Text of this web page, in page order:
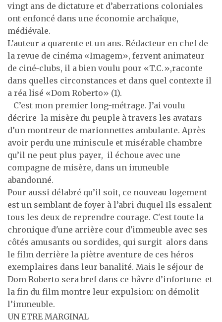
vingt ans de dictature et d’aberrations coloniales
ont enfoncé dans une économie archaïque,
médiévale.
L’auteur a quarente et un ans. Rédacteur en chef de
la revue de cinéma «Imagem», fervent animateur
de ciné-clubs, il a bien voulu pour «T.C.»,raconte
dans quelles circonstances et dans quel contexte il
a réa lisé «Dom Roberto» (1).
C’est mon premier long-métrage. J’ai voulu
décrire la misère du peuple à travers les avatars
d’un montreur de marionnettes ambulante. Après
avoir perdu une miniscule et misérable chambre
qu’il ne peut plus payer, il échoue avec une
compagne de misère, dans un immeuble
abandonné.
Pour aussi délabré qu’il soit, ce nouveau logement
est un semblant de foyer à l’abri duquel Ils essalent
tous les deux de reprendre courage. C'est toute la
chronique d'une arrière cour d'immeuble avec ses
côtés amusants ou sordides, qui surgit alors dans
le film derrière la piètre aventure de ces héros
exemplaires dans leur banalité. Mais le séjour de
Dom Roberto sera bref dans ce hâvre d’infortune et
la fin du film montre leur expulsion: on démolit
l’immeuble.
UN ETRE MARGINAL